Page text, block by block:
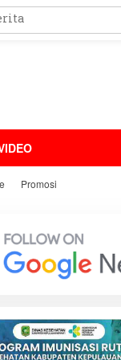
Promosi